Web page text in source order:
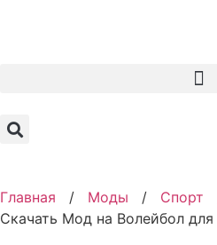
Главная / Моды / Спорт
Скачать Мод на Волейбол